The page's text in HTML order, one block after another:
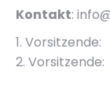
Kontakt:
1. Vorsitzende:
2. Vorsitzende: